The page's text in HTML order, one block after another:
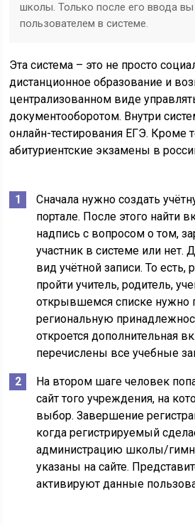
школы. Только после его ввода вы
пользователем в системе.
Эта система – это не просто
дистанционное образование и
централизованном виде
документооборотом. Внутри
онлайн-тестирования ЕГЭ. Кроме
абитуриентские экзамены в
Сначала нужно создать
портале. После этого найти
надпись с вопросом о том,
участник в системе или нет.
вид учётной записи. То
пройти учитель, родитель,
открывшемся списке нужно
региональную
откроется дополнительная
перечислены все учебные
На втором шаге человек
сайт того учреждения, на
выбор. Завершение
когда регистрируемый
администрацию школы/
указаны на сайте.
активируют данные